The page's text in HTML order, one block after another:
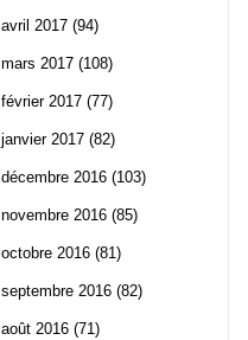
avril 2017 (94)
mars 2017 (108)
février 2017 (77)
janvier 2017 (82)
décembre 2016 (103)
novembre 2016 (85)
octobre 2016 (81)
septembre 2016 (82)
août 2016 (71)